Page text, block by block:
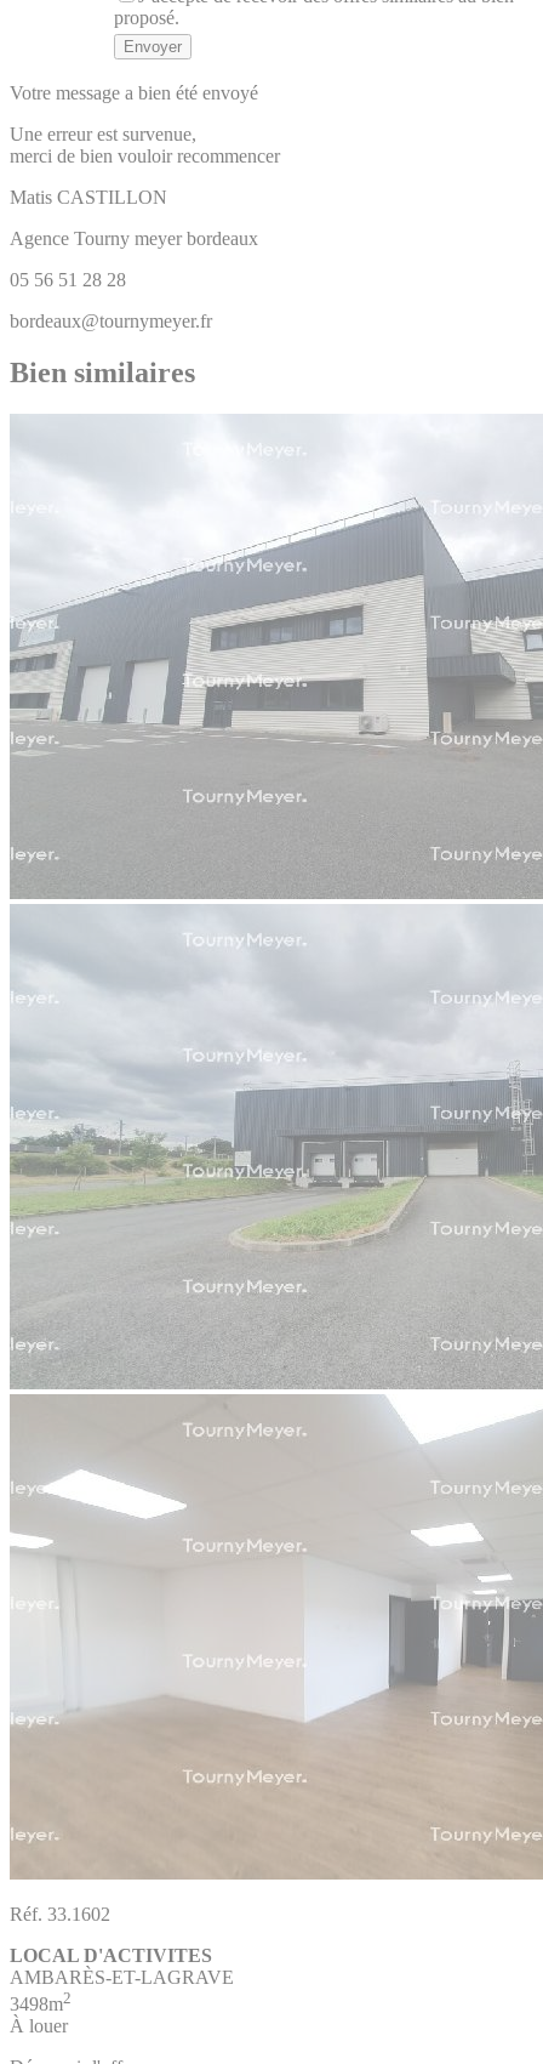
proposé.
Votre message a bien été envoyé
Une erreur est survenue,
merci de bien vouloir recommencer
Matis CASTILLON
Agence Tourny meyer bordeaux
05 56 51 28 28
bordeaux@tournymeyer.fr
Bien similaires
Réf. 33.1602
LOCAL D'ACTIVITES
AMBARÈS-ET-LAGRAVE
3498m2
À louer